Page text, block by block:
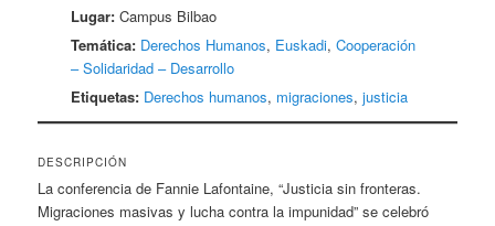
Lugar: Campus Bilbao
Temática: Derechos Humanos, Euskadi,Cooperación
– Solidaridad – Desarrollo
Etiquetas: Derechos humanos, migraciones,justicia
DESCRIPCIÓN
La conferencia de Fannie Lafontaine, “Justicia sin fronteras.
Migraciones masivas y lucha contra la impunidad” se celebró